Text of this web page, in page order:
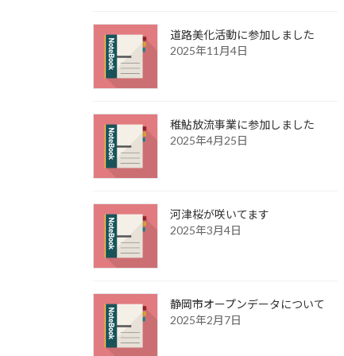
道路美化活動に参加しました
2025年11月4日
稚鮎放流事業に参加しました
2025年4月25日
河津桜が咲いてます
2025年3月4日
静岡市オープンデータについて
2025年2月7日